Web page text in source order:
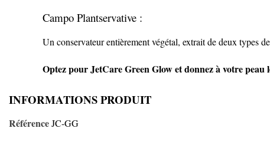
Campo Plantservative :
Un conservateur entièrement végétal, extrait de deux types
Optez pour JetCare Green Glow et donnez à votre
INFORMATIONS PRODUIT
RéférenceJC-GG